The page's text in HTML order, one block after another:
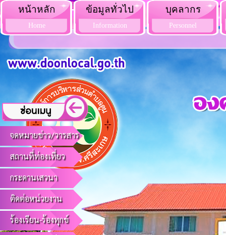
จดหมายข่าว/วารสาร
สถานที่ท่องเที่ยว
กระดานเสวนา
ติดต่อหน่วยงาน
ร้องเรียน-ร้องทุกข์
หน้าหลัก
Home
ข้อมูลทั่วไป
Information
บุคลากร
Personnel